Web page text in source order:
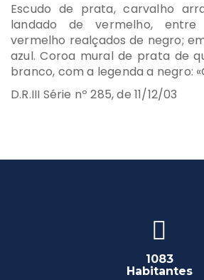
Escudo de prata, carvalho
landado de vermelho,
vermelho realçados de negro;
azul. Coroa mural de prata de
branco, com a legenda a negro:
D.R.III Série nº 285, de 11/12/03
1083
Habitantes